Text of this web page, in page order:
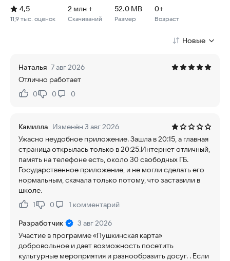
Рейтинг: 4,5, 11,9 тыс. оценок
Скачиваний: 2 млн +
Размер файла: 52.0 MB
Возрастное ограничение: 52.0 MB
11,9 тыс. оценок
4,5
Скачиваний
2 млн +
Размер
52.0 MB
Возраст
0+
Новые
Наталья 7 авг 2026
Отлично работает
Нравится:
0Не нравится:
0 0
Камилла Изменён 3 авг 2026
Ужасно неудобное приложение. Зашла в 20:15, а главная
страница открылась только в 20:25.Интернет отличный,
память на телефоне есть, около 30 свободных ГБ.
Государственное приложение, и не могли сделать его
нормальным, скачала только потому, что заставили в
школе.
Нравится:
1Не нравится:
0 1 комментарий
Разработчик
3 авг 2026
Участие в программе «Пушкинская карта»
добровольное и дает возможность посетить
культурные мероприятия и разнообразить досуг. . Если